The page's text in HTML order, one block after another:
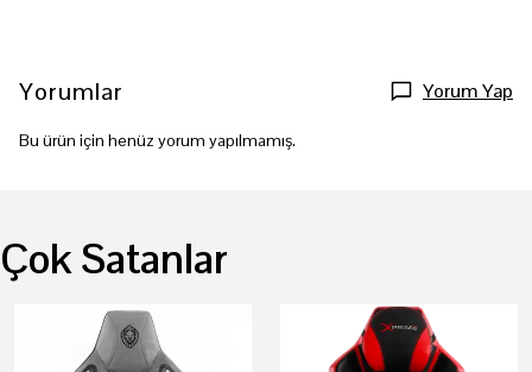
Yorumlar Yorum Yap
Bu ürün için henüz yorum yapılmamış.
Çok Satanlar